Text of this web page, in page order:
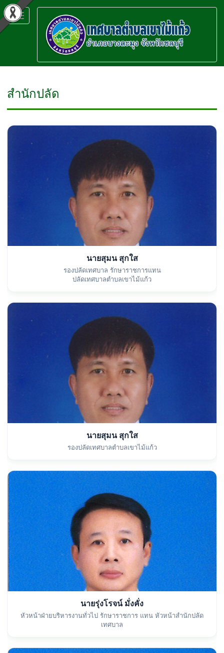
Toggle
navigation
สำนักปลัด
นายสุมน สุกใส
รองปลัดเทศบาล รักษาราชการแทน
ปลัดเทศบาลตำบลเขาไม้แก้ว
นายสุมน สุกใส
รองปลัดเทศบาลตำบลเขาไม้แก้ว
นายรุ่งโรจน์ มั่งคั่ง
หัวหน้าฝ่ายบริหารงานทั่วไป รักษาราชการ แทน หัวหน้าสำนักปลัด
เทศบาล